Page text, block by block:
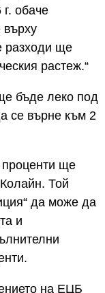
обаче
върху
разходи ще
растеж.“
бъде леко под
се върне към 2
проценти ще
Той
да може да
и
на ЕЦБ